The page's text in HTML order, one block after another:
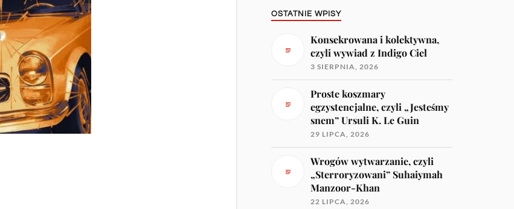
OSTATNIE WPISY
Konsekrowana i kolektywna,
czyli wywiad z Indigo Ciel
3 SIERPNIA, 2026
Proste koszmary
egzystencjalne, czyli „Jesteśmy
snem” Ursuli K. Le Guin
29 LIPCA, 2026
Wrogów wytwarzanie, czyli
„Sterroryzowani” Suhaiymah
Manzoor-Khan
22 LIPCA, 2026